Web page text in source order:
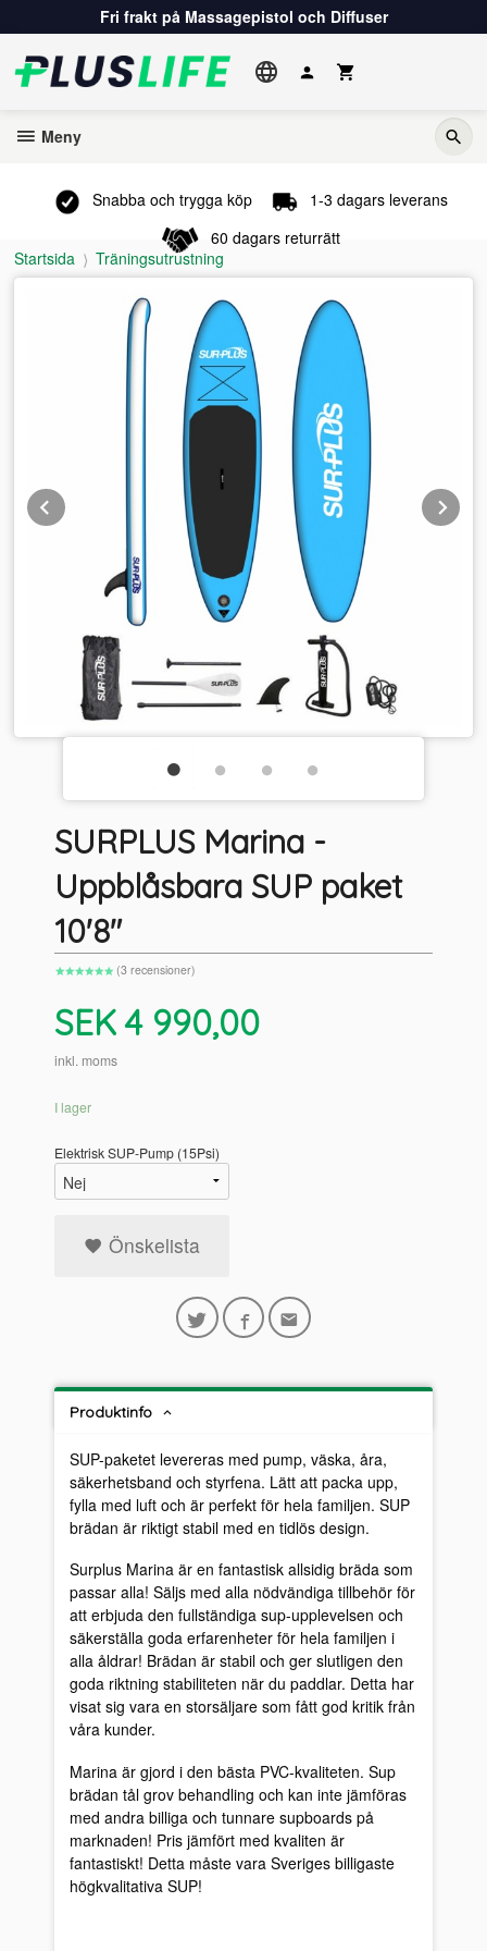
till
innehåll
Fri frakt på Massagepistol och Diffuser
Meny
Snabba och trygga köp
1-3 dagars leverans
60 dagars returrätt
Startsida
Träningsutrustning
Prev
SURPLUS Marina -
Uppblåsbara SUP paket
10'8"
(3 recensioner)
Pris
SEK4 990,00
inkl. moms
I lager
Elektrisk SUP-Pump (15Psi)
Önskelista
Produktinfo
SUP-paketet levereras med pump, väska, åra,
säkerhetsband och styrfena. Lätt att packa upp,
fylla med luft och är perfekt för hela familjen. SUP
brädan är riktigt stabil med en tidlös design.
Surplus Marina är en fantastisk allsidig bräda som
passar alla! Säljs med alla nödvändiga tillbehör för
att erbjuda den fullständiga sup-upplevelsen och
säkerställa goda erfarenheter för hela familjen i
alla åldrar! Brädan är stabil och ger slutligen den
goda riktning stabiliteten när du paddlar. Detta har
visat sig vara en storsäljare som fått god kritik från
våra kunder.
Marina är gjord i den bästa PVC-kvaliteten. Sup
brädan tål grov behandling och kan inte jämföras
med andra billiga och tunnare supboards på
marknaden! Pris jämfört med kvaliten är
fantastiskt! Detta måste vara Sveriges billigaste
högkvalitativa SUP!